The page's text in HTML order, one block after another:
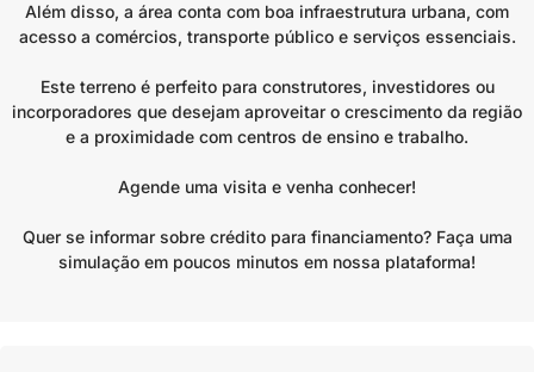
Além disso, a área conta com boa infraestrutura urbana, com
acesso a comércios, transporte público e serviços essenciais.
Este terreno é perfeito para construtores, investidores ou
incorporadores que desejam aproveitar o crescimento da região
e a proximidade com centros de ensino e trabalho.
Agende uma visita e venha conhecer!
Quer se informar sobre crédito para financiamento? Faça uma
simulação em poucos minutos em nossa plataforma!